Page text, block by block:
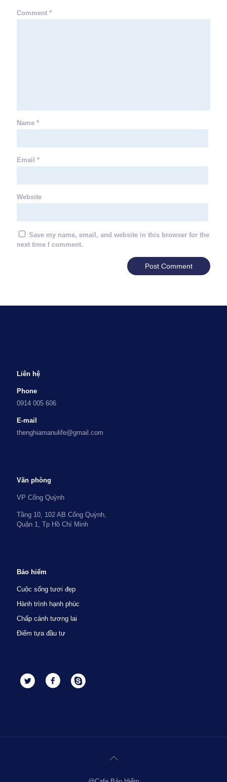
Comment *
Name *
Email *
Website
Save my name, email, and website in this browser for the
next time I comment.
Liên hệ
Phone
0914 005 606
E-mail
thenghiamanulife@gmail.com
Văn phòng
VP Cống Quỳnh
Tầng 10, 102 AB Cống Quỳnh,
Quận 1, Tp Hồ Chí Minh
Bảo hiểm
Cuộc sống tươi đẹp
Hành trình hạnh phúc
Chấp cánh tương lai
Điểm tựa đầu tư